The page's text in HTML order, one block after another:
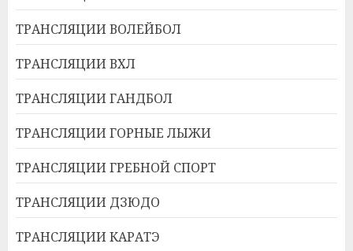
ТРАНСЛЯЦИИ ВОЛЕЙБОЛ
ТРАНСЛЯЦИИ ВХЛ
ТРАНСЛЯЦИИ ГАНДБОЛ
ТРАНСЛЯЦИИ ГОРНЫЕ ЛЫЖИ
ТРАНСЛЯЦИИ ГРЕБНОЙ СПОРТ
ТРАНСЛЯЦИИ ДЗЮДО
ТРАНСЛЯЦИИ КАРАТЭ